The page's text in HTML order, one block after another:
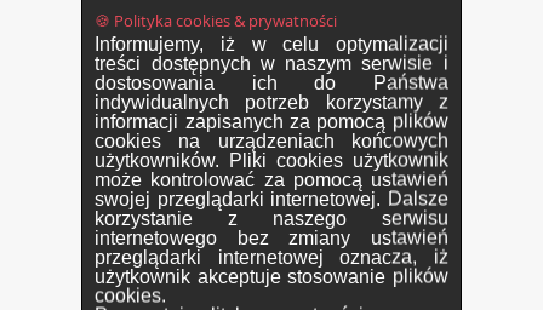
🍪 Polityka cookies & prywatności
Informujemy, iż w celu optymalizacji
treści dostępnych w naszym serwisie i
dostosowania ich do Państwa
indywidualnych potrzeb korzystamy z
informacji zapisanych za pomocą plików
cookies na urządzeniach końcowych
użytkowników. Pliki cookies użytkownik
może kontrolować za pomocą ustawień
swojej przeglądarki internetowej. Dalsze
korzystanie z naszego serwisu
internetowego bez zmiany ustawień
przeglądarki internetowej oznacza, iż
użytkownik akceptuje stosowanie plików
cookies.